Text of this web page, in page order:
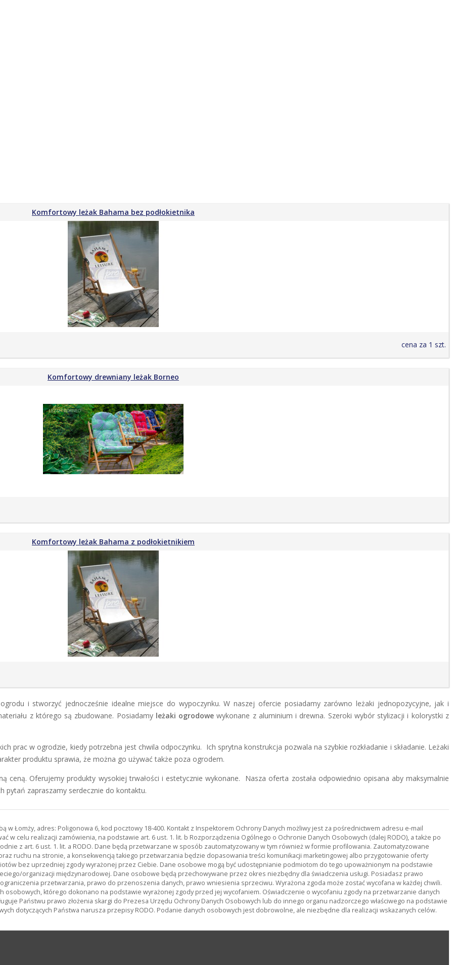
Komfortowy leżak Bahama bez podłokietnika
cena za 1 szt.
Komfortowy drewniany leżak Borneo
Komfortowy leżak Bahama z podłokietnikiem
i stworzyć jednocześnie idealne miejsce do wypoczynku. W naszej ofercie posiadamy zarówno leżaki jednopozycyjne, jak i
z którego są zbudowane. Posiadamy leżaki ogrodowe wykonane z aluminium i drewna. Szeroki wybór stylizacji i kolorystki z
prac w ogrodzie, kiedy potrzebna jest chwila odpoczynku. Ich sprytna konstrukcja pozwala na szybkie rozkładanie i składanie. Leżaki
produktu sprawia, że można go używać także poza ogrodem.
ceną. Oferujemy produkty wysokiej trwałości i estetycznie wykonane. Nasza oferta została odpowiednio opisana aby maksymalnie
pytań zapraszamy serdecznie do kontaktu.
w Łomży, adres: Poligonowa 6, kod pocztowy 18-400. Kontakt z Inspektorem Ochrony Danych możliwy jest za pośrednictwem adresu e-mail
w celu realizacji zamówienia, na podstawie art. 6 ust. 1. lit. b Rozporządzenia Ogólnego o Ochronie Danych Osobowych (dalej RODO), a także po
z art. 6 ust. 1. lit. a RODO. Dane będą przetwarzane w sposób zautomatyzowany w tym również w formie profilowania. Zautomatyzowane
ruchu na stronie, a konsekwencją takiego przetwarzania będzie dopasowania treści komunikacji marketingowej albo przygotowanie oferty
bez uprzedniej zgody wyrażonej przez Ciebie. Dane osobowe mogą być udostępnianie podmiotom do tego upoważnionym na podstawie
organizacji międzynarodowej. Dane osobowe będą przechowywane przez okres niezbędny dla świadczenia usługi. Posiadasz prawo
przetwarzania, prawo do przenoszenia danych, prawo wniesienia sprzeciwu. Wyrażona zgoda może zostać wycofana w każdej chwili.
osobowych, którego dokonano na podstawie wyrażonej zgody przed jej wycofaniem. Oświadczenie o wycofaniu zgody na przetwarzanie danych
Państwu prawo złożenia skargi do Prezesa Urzędu Ochrony Danych Osobowych lub do innego organu nadzorczego właściwego na podstawie
dotyczących Państwa narusza przepisy RODO. Podanie danych osobowych jest dobrowolne, ale niezbędne dla realizacji wskazanych celów.